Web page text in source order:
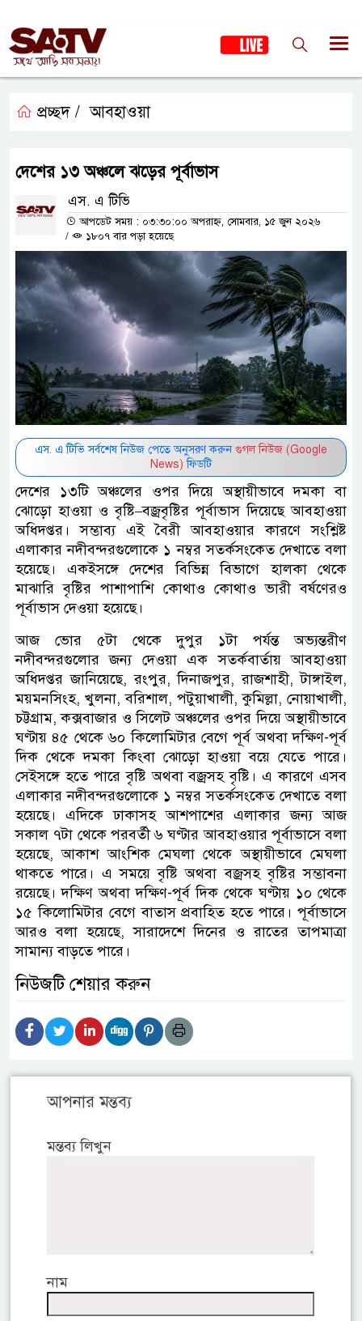
প্রচ্ছদ / আবহাওয়া
দেশের ১৩ অঞ্চলে ঝড়ের পূর্বাভাস
এস. এ টিভি
আপডেট সময় : ০৩:৩০:০০ অপরাহ্ন, সোমবার, ১৫ জুন ২০২৬
/
১৮০৭ বার পড়া হয়েছে
এস. এ টিভি সর্বশেষ নিউজ পেতে অনুসরণ করুন গুগল নিউজ (Google
News) ফিডটি
দেশের ১৩টি অঞ্চলের ওপর দিয়ে অস্থায়ীভাবে দমকা বা
ঝোড়ো হাওয়া ও বৃষ্টি–বজ্রবৃষ্টির পূর্বাভাস দিয়েছে আবহাওয়া
অধিদপ্তর। সম্ভাব্য এই বৈরী আবহাওয়ার কারণে সংশ্লিষ্ট
এলাকার নদীবন্দরগুলোকে ১ নম্বর সতর্কসংকেত দেখাতে বলা
হয়েছে। একইসঙ্গে দেশের বিভিন্ন বিভাগে হালকা থেকে
মাঝারি বৃষ্টির পাশাপাশি কোথাও কোথাও ভারী বর্ষণেরও
পূর্বাভাস দেওয়া হয়েছে।
আজ ভোর ৫টা থেকে দুপুর ১টা পর্যন্ত অভ্যন্তরীণ
নদীবন্দরগুলোর জন্য দেওয়া এক সতর্কবার্তায় আবহাওয়া
অধিদপ্তর জানিয়েছে, রংপুর, দিনাজপুর, রাজশাহী, টাঙ্গাইল,
ময়মনসিংহ, খুলনা, বরিশাল, পটুয়াখালী, কুমিল্লা, নোয়াখালী,
চট্টগ্রাম, কক্সবাজার ও সিলেট অঞ্চলের ওপর দিয়ে অস্থায়ীভাবে
ঘণ্টায় ৪৫ থেকে ৬০ কিলোমিটার বেগে পূর্ব অথবা দক্ষিণ-পূর্ব
দিক থেকে দমকা কিংবা ঝোড়ো হাওয়া বয়ে যেতে পারে।
সেইসঙ্গে হতে পারে বৃষ্টি অথবা বজ্রসহ বৃষ্টি। এ কারণে এসব
এলাকার নদীবন্দরগুলোকে ১ নম্বর সতর্কসংকেত দেখাতে বলা
হয়েছে। এদিকে ঢাকাসহ আশপাশের এলাকার জন্য আজ
সকাল ৭টা থেকে পরবর্তী ৬ ঘণ্টার আবহাওয়ার পূর্বাভাসে বলা
হয়েছে, আকাশ আংশিক মেঘলা থেকে অস্থায়ীভাবে মেঘলা
থাকতে পারে। এ সময়ে বৃষ্টি অথবা বজ্রসহ বৃষ্টির সম্ভাবনা
রয়েছে। দক্ষিণ অথবা দক্ষিণ-পূর্ব দিক থেকে ঘণ্টায় ১০ থেকে
১৫ কিলোমিটার বেগে বাতাস প্রবাহিত হতে পারে। পূর্বাভাসে
আরও বলা হয়েছে, সারাদেশে দিনের ও রাতের তাপমাত্রা
সামান্য বাড়তে পারে।
নিউজটি শেয়ার করুন
আপনার মন্তব্য
মন্তব্য লিখুন
নাম